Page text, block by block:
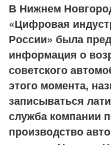
В Нижнем
«Цифровая
России» была
информация о
советского
этого момента,
записываться
служба компании
производство